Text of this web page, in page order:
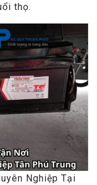
thọ.
Nghiệp Tại